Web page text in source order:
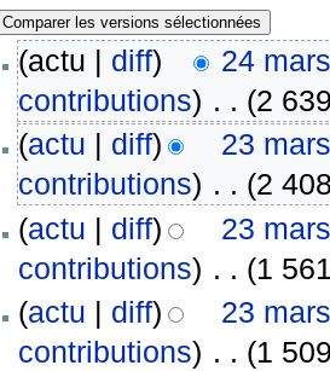
(actu | diff)
24
contributions) . . (2
(actu | diff)
23
contributions) . . (2
(actu | diff)
23
contributions) . . (1
(actu | diff)
23
contributions) . . (1